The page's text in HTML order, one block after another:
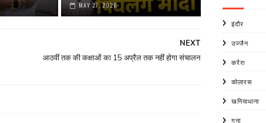
MAY 27, 2026
NEXT
आठवीं तक की कक्षाओं का 15 अप्रैल तक नहीं होगा संचालन
इंदौर
उज्जैन
करैरा
कोलारस
खनियाधाना
गुना